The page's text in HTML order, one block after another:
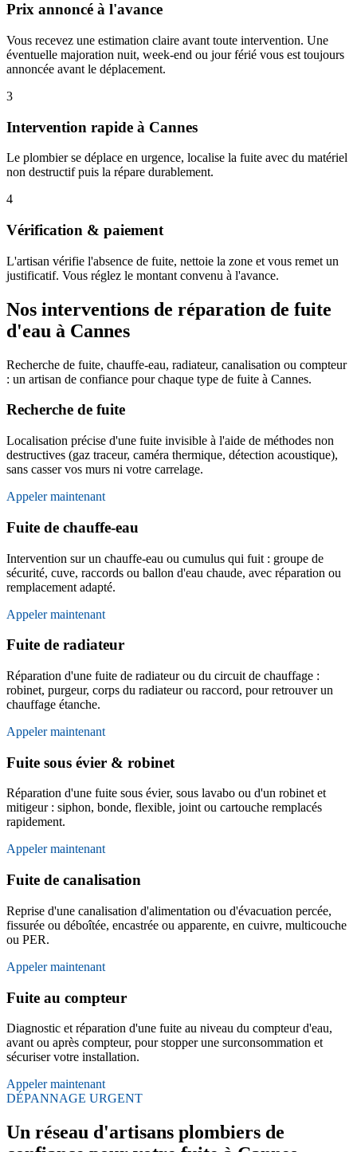
Prix annoncé à l'avance
Vous recevez une estimation claire avant toute intervention. Une
éventuelle majoration nuit, week-end ou jour férié vous est toujours
annoncée avant le déplacement.
3
Intervention rapide à Cannes
Le plombier se déplace en urgence, localise la fuite avec du matériel
non destructif puis la répare durablement.
4
Vérification & paiement
L'artisan vérifie l'absence de fuite, nettoie la zone et vous remet un
justificatif. Vous réglez le montant convenu à l'avance.
Nos interventions de réparation de fuite
d'eau à Cannes
Recherche de fuite, chauffe-eau, radiateur, canalisation ou compteur
: un artisan de confiance pour chaque type de fuite à Cannes.
Recherche de fuite
Localisation précise d'une fuite invisible à l'aide de méthodes non
destructives (gaz traceur, caméra thermique, détection acoustique),
sans casser vos murs ni votre carrelage.
Appeler maintenant
Fuite de chauffe-eau
Intervention sur un chauffe-eau ou cumulus qui fuit : groupe de
sécurité, cuve, raccords ou ballon d'eau chaude, avec réparation ou
remplacement adapté.
Appeler maintenant
Fuite de radiateur
Réparation d'une fuite de radiateur ou du circuit de chauffage :
robinet, purgeur, corps du radiateur ou raccord, pour retrouver un
chauffage étanche.
Appeler maintenant
Fuite sous évier & robinet
Réparation d'une fuite sous évier, sous lavabo ou d'un robinet et
mitigeur : siphon, bonde, flexible, joint ou cartouche remplacés
rapidement.
Appeler maintenant
Fuite de canalisation
Reprise d'une canalisation d'alimentation ou d'évacuation percée,
fissurée ou déboîtée, encastrée ou apparente, en cuivre, multicouche
ou PER.
Appeler maintenant
Fuite au compteur
Diagnostic et réparation d'une fuite au niveau du compteur d'eau,
avant ou après compteur, pour stopper une surconsommation et
sécuriser votre installation.
Appeler maintenant
DÉPANNAGE URGENT
Un réseau d'artisans plombiers de